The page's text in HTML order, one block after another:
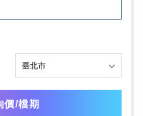
價/檔期